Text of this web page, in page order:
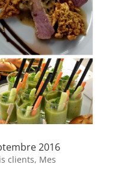
2016
clients, Mes